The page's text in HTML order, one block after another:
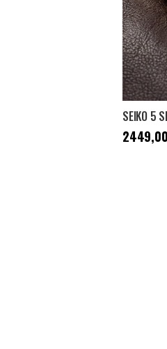
Cena: